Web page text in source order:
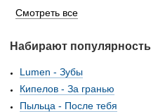
Смотреть все
Набирают популярность
Lumen - Зубы
Кипелов - За гранью
Пыльца - После тебя